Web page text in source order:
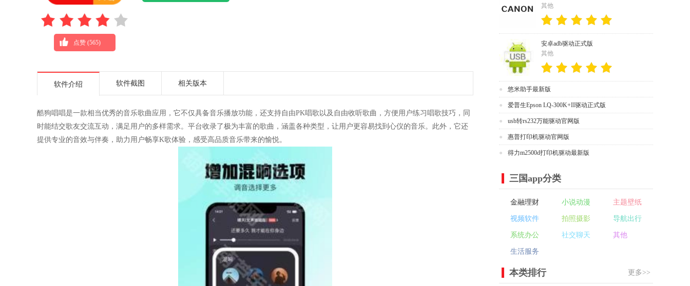
点赞 (565)
软件介绍 软件截图 相关版本
酷狗唱唱是一款相当优秀的音乐歌曲应用，它不仅具备音乐播放功能，还支持自由PK唱歌以及自由收听歌曲，方便用户练习唱歌技巧，同
时能结交歌友交流互动，满足用户的多样需求。平台收录了极为丰富的歌曲，涵盖各种类型，让用户更容易找到心仪的音乐。此外，它还
提供专业的音效与伴奏，助力用户畅享K歌体验，感受高品质音乐带来的愉悦。
其他
安卓adb驱动正式版
其他
悠米助手最新版
爱普生Epson LQ-300K+II驱动正式版
usb转rs232万能驱动官网版
惠普打印机驱动官网版
得力m2500d打印机驱动最新版
三国app分类
金融理财 小说动漫 主题壁纸
视频软件 拍照摄影 导航出行
系统办公 社交聊天 其他
生活服务
本类排行 更多>>